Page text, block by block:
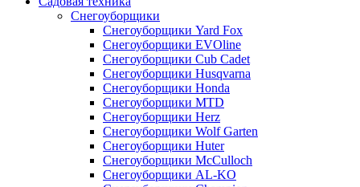
Снегоуборщики
Снегоуборщики Yard Fox
Снегоуборщики EVOline
Снегоуборщики Cub Cadet
Снегоуборщики Husqvarna
Снегоуборщики Honda
Снегоуборщики MTD
Снегоуборщики Herz
Снегоуборщики Wolf Garten
Снегоуборщики Huter
Снегоуборщики McCulloch
Снегоуборщики AL-KO